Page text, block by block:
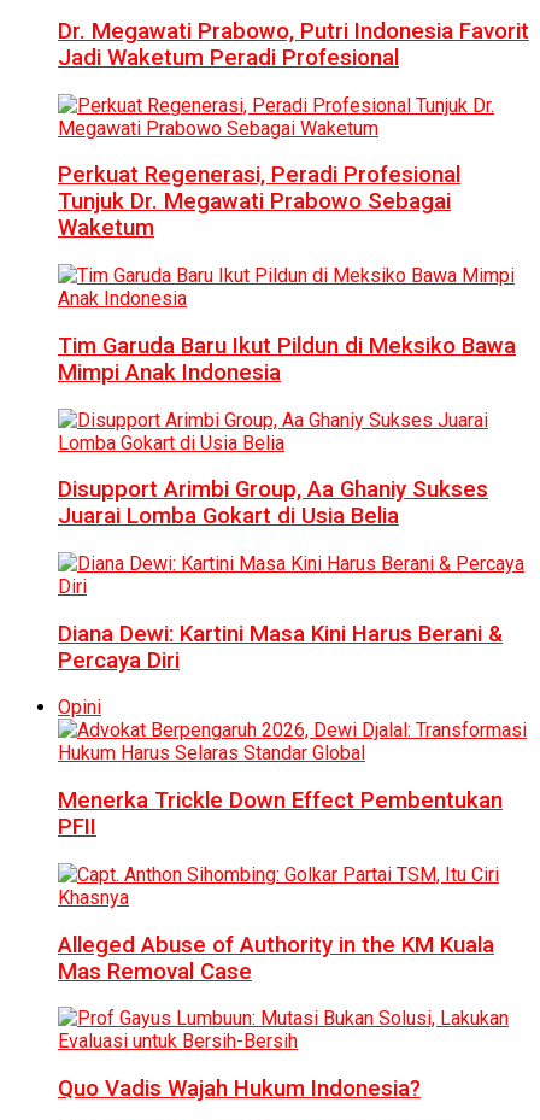
Dr. Megawati Prabowo, Putri Indonesia Favorit
Jadi Waketum Peradi Profesional
Perkuat Regenerasi, Peradi Profesional
Tunjuk Dr. Megawati Prabowo Sebagai
Waketum
Tim Garuda Baru Ikut Pildun di Meksiko Bawa
Mimpi Anak Indonesia
Disupport Arimbi Group, Aa Ghaniy Sukses
Juarai Lomba Gokart di Usia Belia
Diana Dewi: Kartini Masa Kini Harus Berani &
Percaya Diri
Opini
Menerka Trickle Down Effect Pembentukan
PFII
Alleged Abuse of Authority in the KM Kuala
Mas Removal Case
Quo Vadis Wajah Hukum Indonesia?